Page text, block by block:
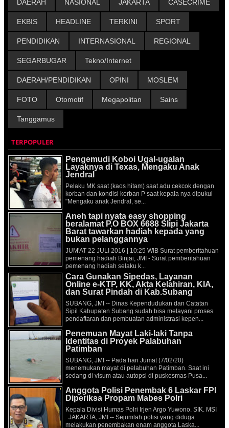
DAERAH NASIONAL JAKARTA CASECRIME
EKBIS HEADLINE TERKINI SPORT
PENDIDIKAN INTERNASIONAL REGIONAL
SEGARBUGAR Tekno/Internet
DAERAH/PENDIDIKAN OPINI MOSLEM
FOTO Otomotif Megapolitan Sains
Tanggamus
TERPOPULER
Pengemudi Koboi Ugal-ugalan
Layaknya di Texas, Mengaku Anak
Jendral
Pelaku MK saat (kaos hitam) saat adu cekcok dengan
korban dan kondisi korban P saat kepala nya dipukul
"Mengaku anak Jendral, se...
Aneh tapi nyata easy shopping
beralamat P.O BOX 6688 Slipi Jakarta
Barat tawarkan hadiah kepada yang
bukan pelanggannya
JUM'AT 22 JULI 2016 | 10:25 WIB Surat pemberitahuan
pemenang hadiah Binjai, JMI - Surat pemberitahuan
pemenang hadiah selaku k...
Cara Gunakan Sipedas, Layanan
Online e-KTP, KK, Akta Kelahiran, KIA,
dan Surat Pindah di Kab.Subang
SUBANG, JMI -- Dinas Kependudukan dan Catatan
Sipil Kabupaten Subang sudah bisa melayani proses
pendaftaran dan pembuatan administrasi kepen...
Penemuan Mayat Laki-laki Tanpa
Identitas di Proyek Palabuhan
Patimban
SUBANG, JMI -- Pada hari Jumat (7/02/20)
menemukan mayat di pelabuhan Patimban. Saat ini
sedang di visum atau autopsi di puskesmas Pusa...
Anggota Polisi Penembak 6 Laskar FPI
Diperiksa Propam Mabes Polri
Kepala Divisi Humas Polri Irjen Argo Yuwono. SIK. MSI
JAKARTA, JMI -- Sejumlah polisi yang diduga
melakukan penembakan enam anggota Laska...